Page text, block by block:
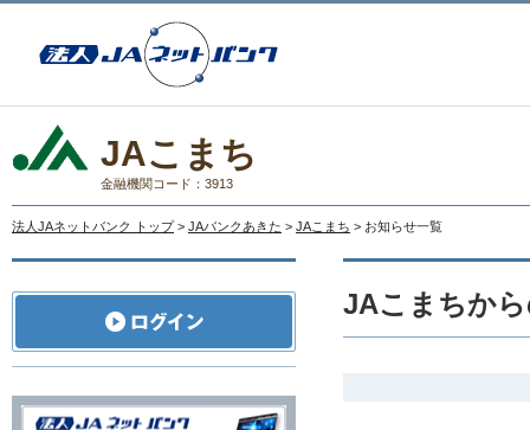
JAこまち
金融機関コード：3913
法人JAネットバンク トップ > JAバンクあきた > JAこまち > お知らせ一覧
JAこまちか